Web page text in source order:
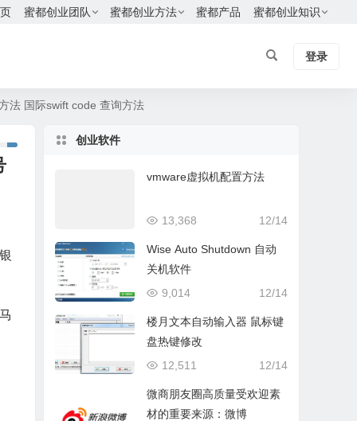
蜜都创业团队 蜜都创业方法 蜜都产品 蜜都创业知识
登录
法 国际swift code 查询方法
创业软件
vmware虚拟机配置方法
12/14
13,368
Wise Auto Shutdown 自动
关机软件
12/14
9,014
楼月文本自动输入器 鼠标键
盘热键修改
12/14
12,511
微商朋友圈高质量受欢迎素
材的重要来源：微博